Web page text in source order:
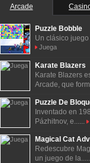
Arcade
Puzzle Bobble
Un clásico juego
Juega
Karate Blazers
Karate Blazers
Arcade, que
Puzzle De
Inventado en
Pázhitnov, e......
Magical Cat
Redescubre
un juego de